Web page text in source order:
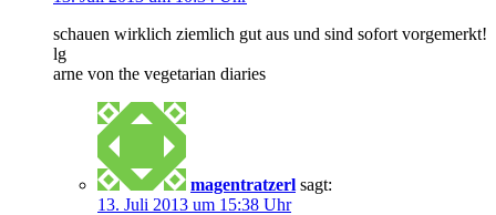
schauen wirklich ziemlich gut aus und sind sofort vorgemerkt!
lg
arne von the vegetarian diaries
magentratzerl sagt:
13. Juli 2013 um 15:38 Uhr